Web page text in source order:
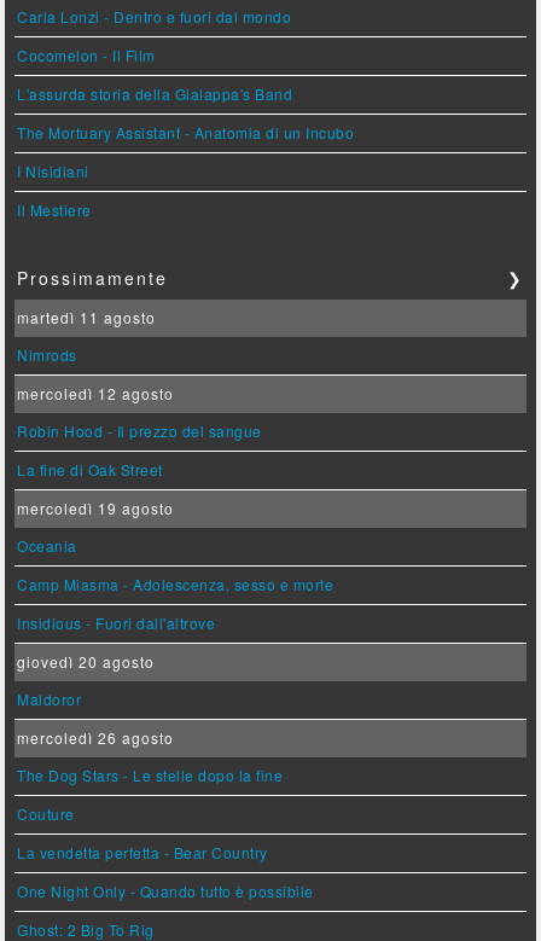
Carla Lonzi - Dentro e fuori dal mondo
Cocomelon - Il Film
L'assurda storia della Gialappa's Band
The Mortuary Assistant - Anatomia di un Incubo
I Nisidiani
Il Mestiere
Prossimamente ❯
martedì 11 agosto
Nimrods
mercoledì 12 agosto
Robin Hood - Il prezzo del sangue
La fine di Oak Street
mercoledì 19 agosto
Oceania
Camp Miasma - Adolescenza, sesso e morte
Insidious - Fuori dall'altrove
giovedì 20 agosto
Maldoror
mercoledì 26 agosto
The Dog Stars - Le stelle dopo la fine
Couture
La vendetta perfetta - Bear Country
One Night Only - Quando tutto è possibile
Ghost: 2 Big To Rig